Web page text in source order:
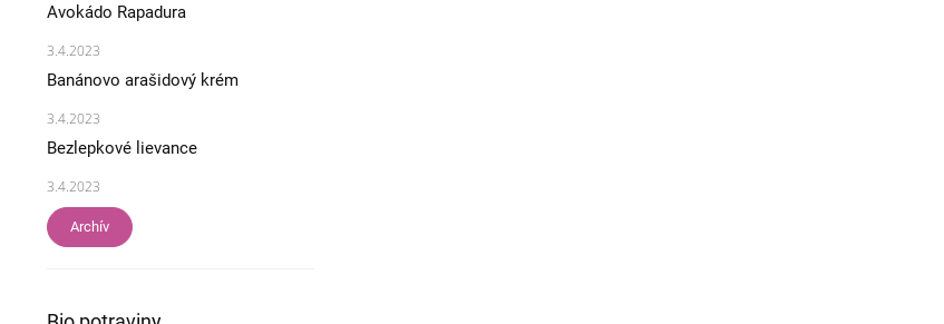
Avokádo Rapadura
3.4.2023
Banánovo arašidový krém
3.4.2023
Bezlepkové lievance
3.4.2023
Archív